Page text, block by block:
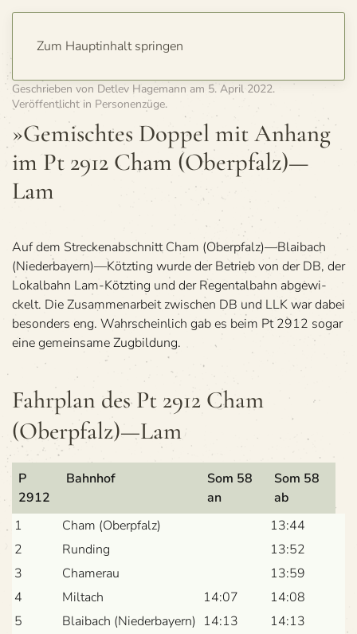
Zum Hauptinhalt springen
Geschrieben von Detlev Hagemann am 5. April 2022.
Veröffentlicht in Personenzüge.
»Gemisch­tes Dop­pel mit Anhang
im Pt 2912 Cham (Oberpfalz)—
Lam
Auf dem Stre­cken­ab­schnitt Cham (Oberpfalz)—Blaibach
(Niederbayern)—Kötzting wurde der Betrieb von der DB, der
Lokal­bahn Lam-Kötzting und der Regen­tal­bahn abge­wi­
ckelt. Die Zusam­men­ar­beit zwi­schen DB und LLK war dabei
beson­ders eng. Wahr­schein­lich gab es beim Pt 2912 sogar
eine gemein­same Zugbildung.
Fahr­plan des Pt 2912 Cham
(Oberpfalz)—Lam
P
2912
Bahn­hof
Som 58
an
Som 58
ab
1
Cham (Ober­pfalz)
13:44
2
Run­ding
13:52
3
Chamerau
13:59
4
Milt­ach 14:07
14:08
5
Blai­bach (Nie­der­bay­ern) 14:13
14:13